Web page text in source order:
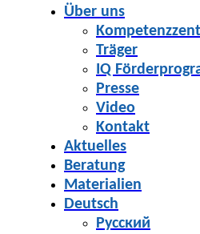
Über uns
Träger
IQ
Presse
Video
Kontakt
Aktuelles
Beratung
Materialien
Deutsch
Русский